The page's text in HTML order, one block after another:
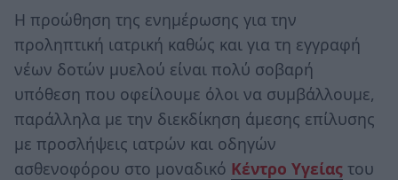
Η προώθηση της ενημέρωσης για την
προληπτική ιατρική καθώς και για τη εγγραφή
νέων δοτών μυελού είναι πολύ σοβαρή
υπόθεση που οφείλουμε όλοι να συμβάλλουμε,
παράλληλα με την διεκδίκηση άμεσης επίλυσης
με προσλήψεις ιατρών και οδηγών
ασθενοφόρου στο μοναδικό Κέντρο Υγείας του